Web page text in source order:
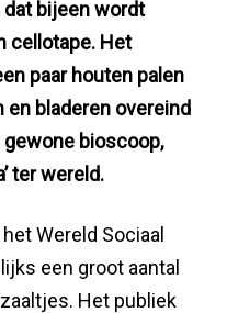
bijeen wordt
cellotape. Het
paar houten palen
en bladeren overeind
gewone bioscoop,
ter wereld.
Wereld Sociaal
een groot aantal
Het publiek